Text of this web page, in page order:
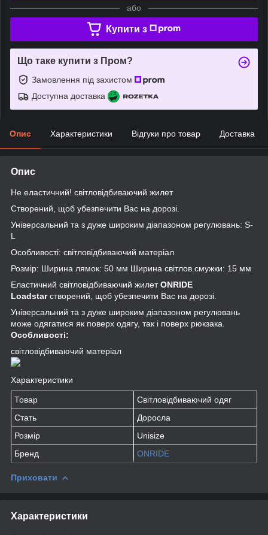
або
Купити з
Що таке купити з Пром?
Замовлення під захистом
Доступна доставка
Опис Характеристики Відгуки про товар Доставка
Опис
Не еластичний! світловідбиваючий жилет
Створений, щоб убезпечити Вас на дорозі.
Універсальний та з дуже широким діапазоном регулювань: S-
L
Особливості: світловідбиваючий матеріал
Розмір: Ширина лямок: 50 мм Ширина світлов.смужки: 15 мм
Еластичний світловідбиваючий жилетONRIDE
Loadstarстворений, щоб убезпечити Вас на дорозі.
Універсальний та з дуже широким діапазоном регулювань
може одягатися як поверх одягу, так і поверх рюкзака.
Особливості:
світловідбиваючий матеріал
Характеристики
Товар
Світловідбиваючий одяг
Стать
Доросла
Розмір
Unisize
Бренд
ONRIDE
Приховати
Характеристики